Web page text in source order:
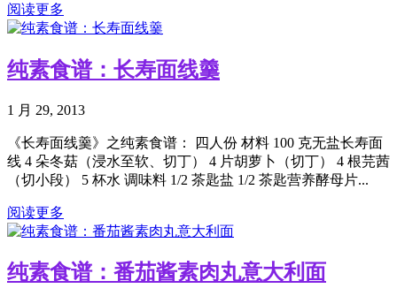
阅读更多
纯素食谱：长寿面线羹
1 月 29, 2013
《长寿面线羹》之纯素食谱： 四人份 材料 100 克无盐长寿面
线 4 朵冬菇（浸水至软、切丁） 4 片胡萝卜（切丁） 4 根芫茜
（切小段） 5 杯水 调味料 1/2 茶匙盐 1/2 茶匙营养酵母片...
阅读更多
纯素食谱：番茄酱素肉丸意大利面